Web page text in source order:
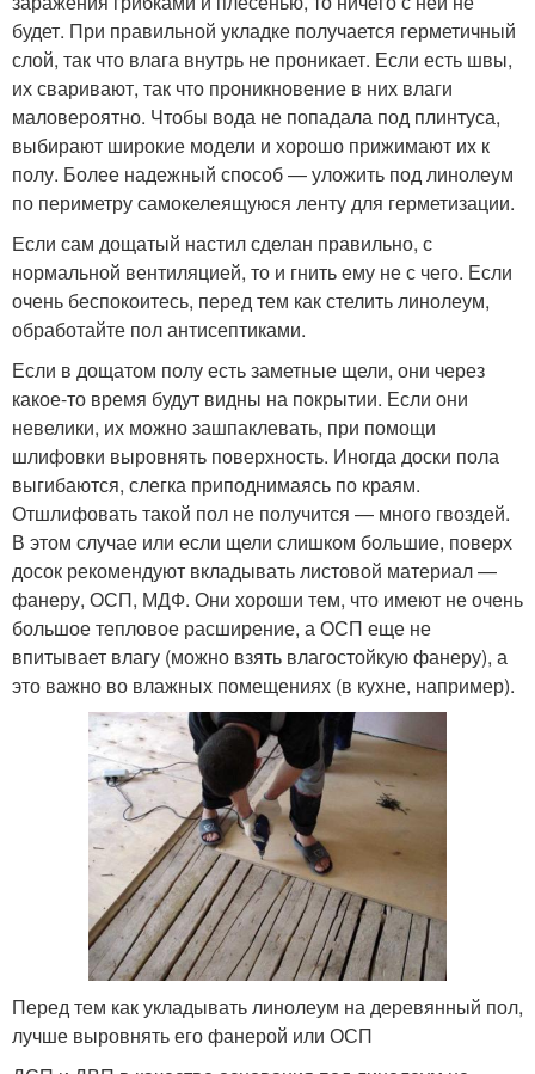
будет. При правильной укладке получается герметичный
слой, так что влага внутрь не проникает. Если есть швы,
их сваривают, так что проникновение в них влаги
маловероятно. Чтобы вода не попадала под плинтуса,
выбирают широкие модели и хорошо прижимают их к
полу. Более надежный способ — уложить под линолеум
по периметру самокелеящуюся ленту для герметизации.
Если сам дощатый настил сделан правильно, с
нормальной вентиляцией, то и гнить ему не с чего. Если
очень беспокоитесь, перед тем как стелить линолеум,
обработайте пол антисептиками.
Если в дощатом полу есть заметные щели, они через
какое-то время будут видны на покрытии. Если они
невелики, их можно зашпаклевать, при помощи
шлифовки выровнять поверхность. Иногда доски пола
выгибаются, слегка приподнимаясь по краям.
Отшлифовать такой пол не получится — много гвоздей.
В этом случае или если щели слишком большие, поверх
досок рекомендуют вкладывать листовой материал —
фанеру, ОСП, МДФ. Они хороши тем, что имеют не очень
большое тепловое расширение, а ОСП еще не
впитывает влагу (можно взять влагостойкую фанеру), а
это важно во влажных помещениях (в кухне, например).
Перед тем как укладывать линолеум на деревянный пол,
лучше выровнять его фанерой или ОСП